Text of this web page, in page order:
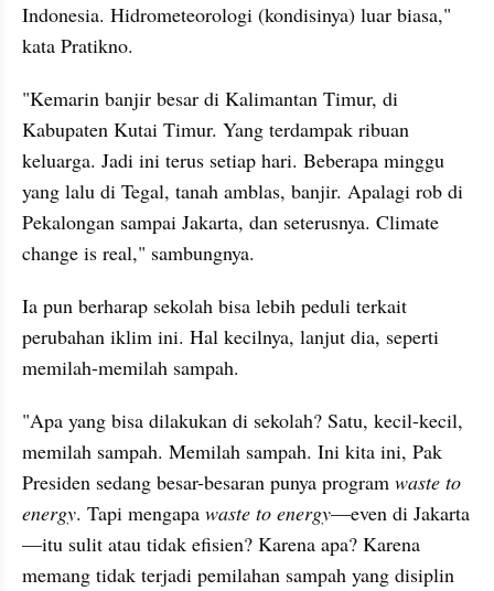
Indonesia. Hidrometeorologi (kondisinya) luar biasa,"
kata Pratikno.
"Kemarin banjir besar di Kalimantan Timur, di
Kabupaten Kutai Timur. Yang terdampak ribuan
keluarga. Jadi ini terus setiap hari. Beberapa minggu
yang lalu di Tegal, tanah amblas, banjir. Apalagi rob di
Pekalongan sampai Jakarta, dan seterusnya. Climate
change is real," sambungnya.
Ia pun berharap sekolah bisa lebih peduli terkait
perubahan iklim ini. Hal kecilnya, lanjut dia, seperti
memilah-memilah sampah.
"Apa yang bisa dilakukan di sekolah? Satu, kecil-kecil,
memilah sampah. Memilah sampah. Ini kita ini, Pak
Presiden sedang besar-besaran punya program waste to
energy. Tapi mengapa waste to energy—even di Jakarta
—itu sulit atau tidak efisien? Karena apa? Karena
memang tidak terjadi pemilahan sampah yang disiplin